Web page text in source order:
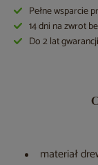
Pełne wsparcie
14 dni na zwrot
Do 2 lat gwarancji
materiał